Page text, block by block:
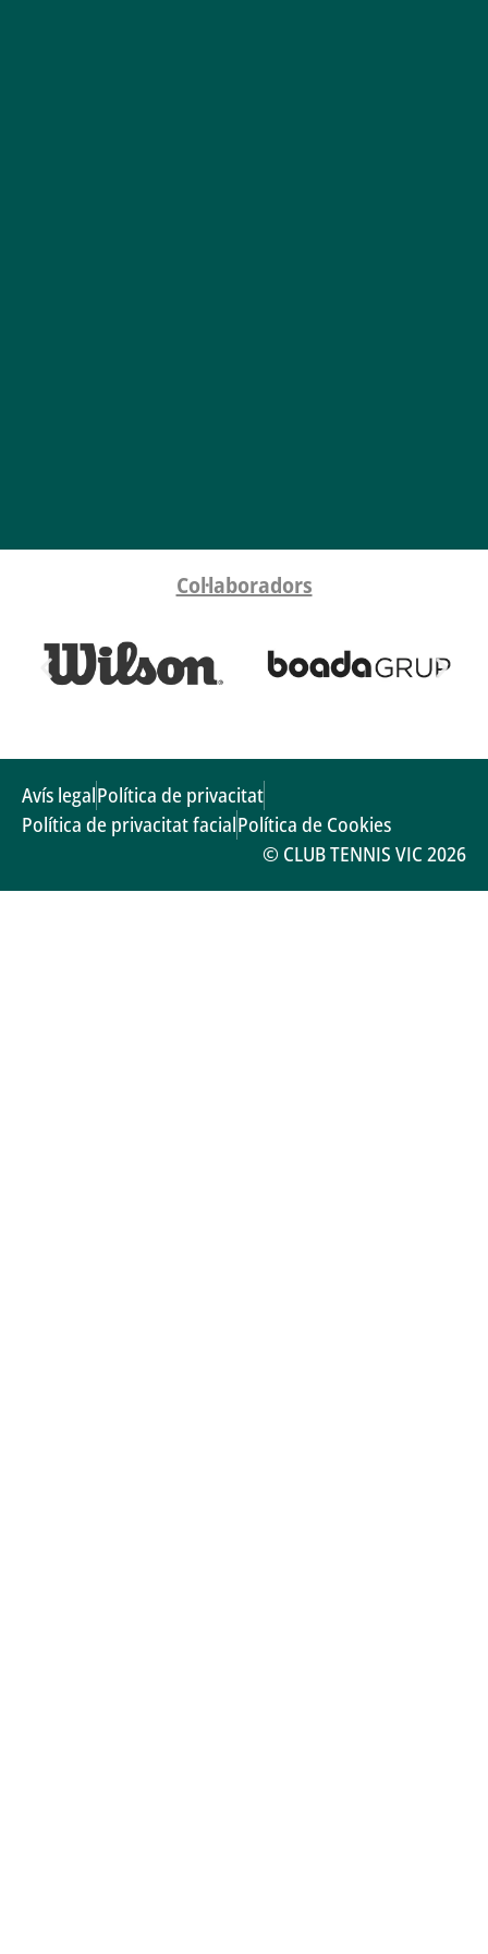
Col·laboradors
© CLUB TENNIS VIC 2026
Avís legalPolítica de privacitat
Política de privacitat facialPolítica de Cookies